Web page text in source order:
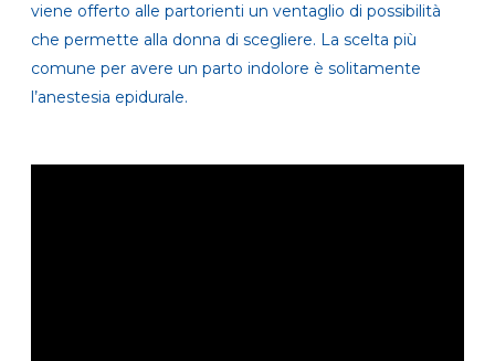
viene offerto alle partorienti un ventaglio di possibilità
che permette alla donna di scegliere. La scelta più
comune per avere un parto indolore è solitamente
l’anestesia epidurale.